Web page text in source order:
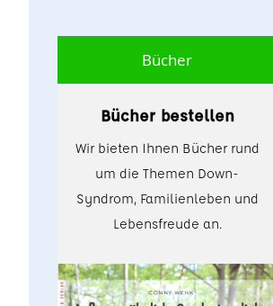
Bücher
Bücher bestellen
Wir bieten Ihnen Bücher rund
um die Themen Down-
Syndrom, Familienleben und
Lebensfreude an.